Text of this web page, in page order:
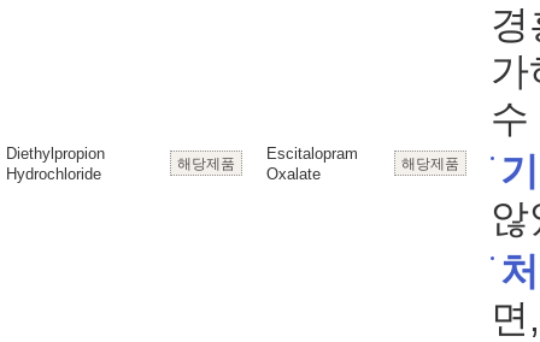
Diethylpropion
Hydrochloride
해당제품
Escitalopram
Oxalate
해당제품
경
가
수
않